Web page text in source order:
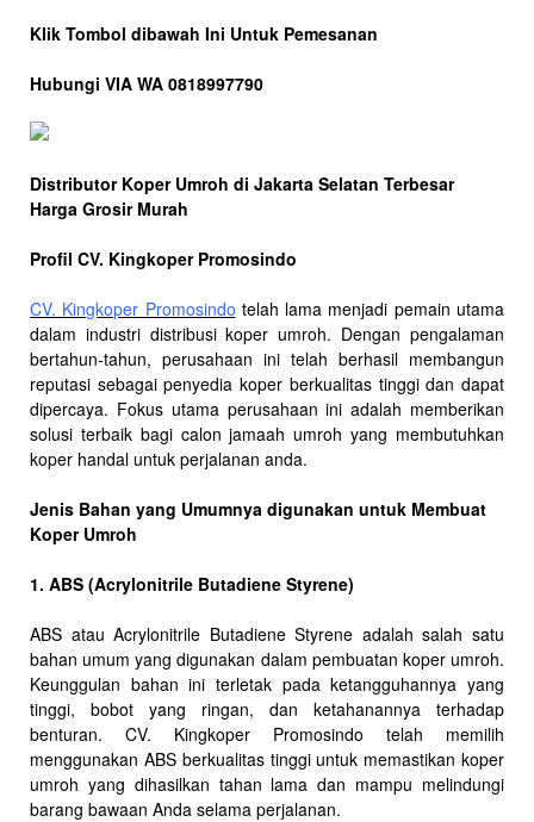
Klik Tombol dibawah Ini Untuk Pemesanan
Hubungi VIA WA 0818997790
Distributor Koper Umroh di Jakarta Selatan Terbesar
Harga Grosir Murah
Profil CV. Kingkoper Promosindo
CV. Kingkoper Promosindo telah lama menjadi pemain utama
dalam industri distribusi koper umroh. Dengan pengalaman
bertahun-tahun, perusahaan ini telah berhasil membangun
reputasi sebagai penyedia koper berkualitas tinggi dan dapat
dipercaya. Fokus utama perusahaan ini adalah memberikan
solusi terbaik bagi calon jamaah umroh yang membutuhkan
koper handal untuk perjalanan anda.
Jenis Bahan yang Umumnya digunakan untuk Membuat
Koper Umroh
1. ABS (Acrylonitrile Butadiene Styrene)
ABS atau Acrylonitrile Butadiene Styrene adalah salah satu
bahan umum yang digunakan dalam pembuatan koper umroh.
Keunggulan bahan ini terletak pada ketangguhannya yang
tinggi, bobot yang ringan, dan ketahanannya terhadap
benturan. CV. Kingkoper Promosindo telah memilih
menggunakan ABS berkualitas tinggi untuk memastikan koper
umroh yang dihasilkan tahan lama dan mampu melindungi
barang bawaan Anda selama perjalanan.